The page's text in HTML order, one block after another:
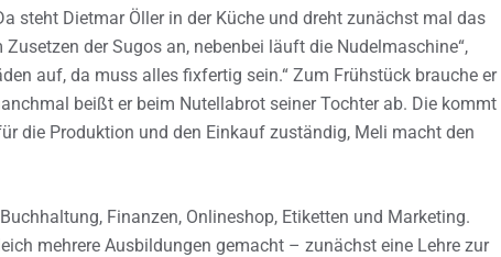
steht Dietmar Öller in der Küche und dreht zunächst mal das
der Sugos an, nebenbei läuft die Nudelmaschine“,
auf, da muss alles fixfertig sein.“ Zum Frühstück brauche er
beißt er beim Nutellabrot seiner Tochter ab. Die kommt
die Produktion und den Einkauf zuständig, Meli macht den
Finanzen, Onlineshop, Etiketten und Marketing.
mehrere Ausbildungen gemacht – zunächst eine Lehre zur